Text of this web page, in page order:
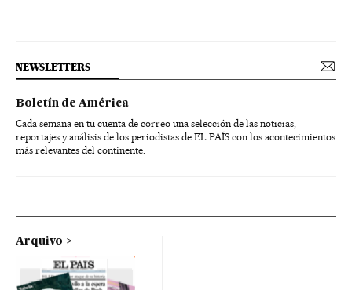
NEWSLETTERS
Boletín de América
Cada semana en tu cuenta de correo una selección de las noticias,
reportajes y análisis de los periodistas de EL PAÍS con los acontecimientos
más relevantes del continente.
Arquivo